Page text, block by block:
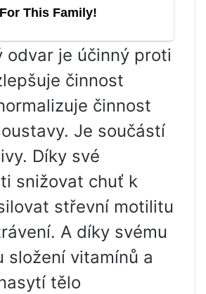
odvar je účinný proti
činnost
činnost
Je součástí
Díky své
snižovat chuť k
střevní motilitu
A díky svému
složení vitamínů a
tělo